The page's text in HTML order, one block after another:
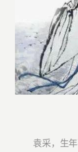
袁采，生